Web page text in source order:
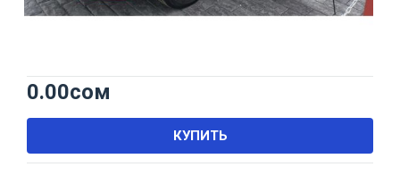
0.00сом
КУПИТЬ